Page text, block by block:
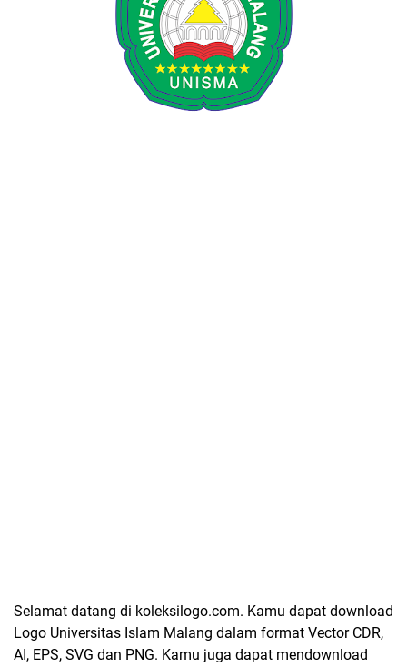
Selamat datang di koleksilogo.com. Kamu dapat download
Logo Universitas Islam Malang dalam format Vector CDR,
AI, EPS, SVG dan PNG. Kamu juga dapat mendownload